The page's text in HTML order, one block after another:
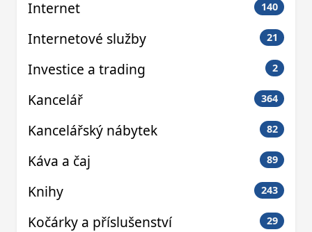
Internet 140
Internetové služby 21
Investice a trading 2
Kancelář 364
Kancelářský nábytek 82
Káva a čaj 89
Knihy 243
Kočárky a příslušenství 29